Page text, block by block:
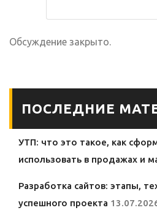
Обсуждение закрыто.
ПОСЛЕДНИЕ
УТП: что это такое, как
использовать в продажах и
Разработка сайтов: этапы,
успешного проекта